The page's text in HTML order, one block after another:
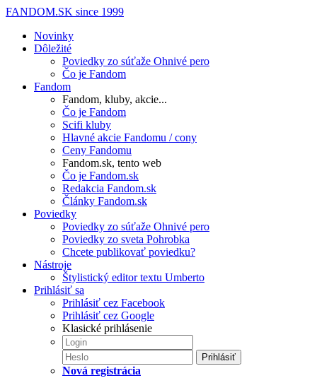
FANDOM.SK since 1999
Novinky
Dôležité
Poviedky zo súťaže Ohnivé pero
Čo je Fandom
Fandom
Fandom, kluby, akcie...
Čo je Fandom
Scifi kluby
Hlavné akcie Fandomu / cony
Ceny Fandomu
Fandom.sk, tento web
Čo je Fandom.sk
Redakcia Fandom.sk
Články Fandom.sk
Poviedky
Poviedky zo súťaže Ohnivé pero
Poviedky zo sveta Pohrobka
Chcete publikovať poviedku?
Nástroje
Štylistický editor textu Umberto
Prihlásiť sa
Prihlásiť cez Facebook
Prihlásiť cez Google
Klasické prihlásenie
Prihlásiť
Nová registrácia